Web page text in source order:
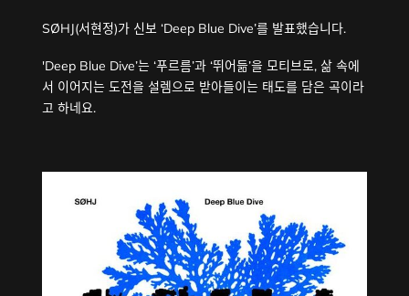
SØHJ(서현정)가 신보 ‘Deep Blue Dive’를 발표했습니다.
'Deep Blue Dive’는 ‘푸르름’과 ‘뛰어듦’을 모티브로, 삶 속에
서 이어지는 도전을 설렘으로 받아들이는 태도를 담은 곡이라
고 하네요.